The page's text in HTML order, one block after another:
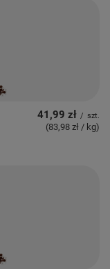
41,99 zł / szt.
(83,98 zł / kg)